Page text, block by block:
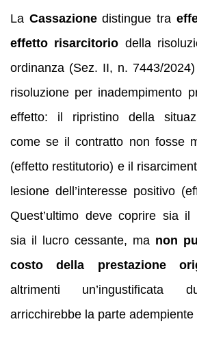
La Cassazionedistingue tra
effetto risarcitorio della
ordinanza (Sez. II, n. 7443/
risoluzione per inadempimento
effetto: il ripristino della
come se il contratto non fosse
(effetto restitutorio) e il
lesione dell’interesse positivo
Quest’ultimo deve coprire sia il
sia il lucro cessante, ma non
costo della prestazione
altrimenti un’ingustificata
arricchirebbe la parte adempiente